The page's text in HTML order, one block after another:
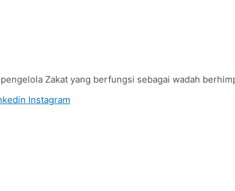
Zakat yang berfungsi sebagai wadah
Instagram